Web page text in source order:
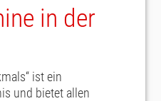
in der
ist ein
und bietet allen